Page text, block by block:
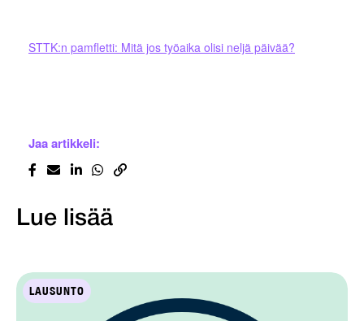
STTK:n pamfletti: Mitä jos työaika olisi neljä päivää?
Jaa artikkeli:
Lue lisää
LAUSUNTO